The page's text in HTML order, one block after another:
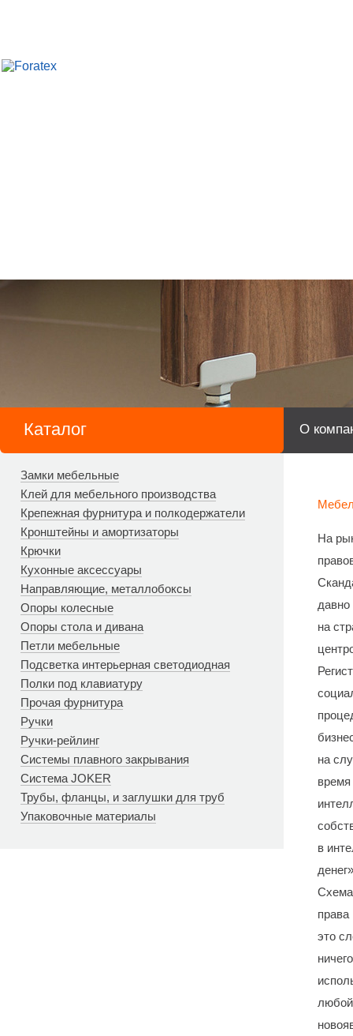
Каталог О
Замки мебельные
Клей для мебельного производства
Крепежная фурнитура и полкодержатели
Кронштейны и амортизаторы
Крючки
Кухонные аксессуары
Направляющие, металлобоксы
Опоры колесные
Опоры стола и дивана
Петли мебельные
Подсветка интерьерная светодиодная
Полки под клавиатуру
Прочая фурнитура
Ручки
Ручки-рейлинг
Системы плавного закрывания
Система JOKER
Трубы, фланцы, и заглушки для труб
Упаковочные материалы
На
на
на
время
в
права
это
любой